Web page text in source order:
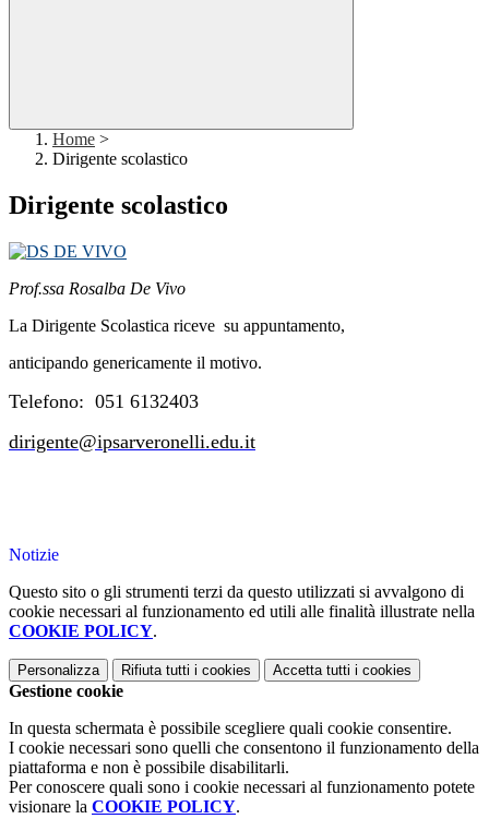
Home >
Dirigente scolastico
Dirigente scolastico
Prof.ssa Rosalba De Vivo
La Dirigente Scolastica riceve su appuntamento,
anticipando genericamente il motivo.
Telefono: 051 6132403
dirigente@ipsarveronelli.edu.it
Notizie
Questo sito o gli strumenti terzi da questo utilizzati si avvalgono di
cookie necessari al funzionamento ed utili alle finalità illustrate nella
COOKIE POLICY.
Personalizza Rifiuta tutti i cookies Accetta tutti i cookies
Gestione cookie
In questa schermata è possibile scegliere quali cookie consentire.
I cookie necessari sono quelli che consentono il funzionamento della
piattaforma e non è possibile disabilitarli.
Per conoscere quali sono i cookie necessari al funzionamento potete
visionare la COOKIE POLICY.